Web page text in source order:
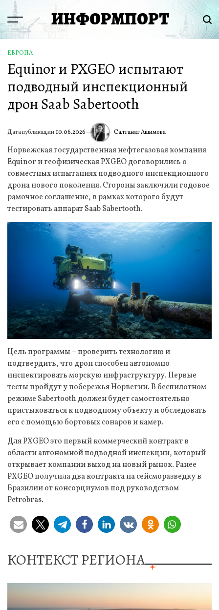
Перейти
содержимому
Menu ИНФОРМПОРТ
ОПУБЛИКОВАНО
В
ЕВРОПА
Equinor и PXGEO испытают
подводный инспекционный
дрон Saab Sabertooth
Дата публикации:10.06.2026 ИА Салтанат Ашимова
Норвежская государственная нефтегазовая компания
Equinor и геофизическая PXGEO договорились о
совместных испытаниях подводного инспекционного
дрона нового поколения. Стороны заключили годовое
рамочное соглашение, в рамках которого будут
тестировать аппарат Saab Sabertooth.
Цель программы – проверить технологию и
подтвердить, что дрон способен автономно
инспектировать морскую инфраструктуру. Первые
тесты пройдут у побережья Норвегии. В беспилотном
режиме Sabertooth должен будет самостоятельно
пристыковаться к подводному объекту и обследовать
его с помощью бортовых сонаров и камер.
Для PXGEO это первый коммерческий контракт в
области автономной подводной инспекции, который
открывает компании выход на новый рынок. Ранее
PXGEO получила два контракта на сейсморазведку в
Бразилии от консорциумов под руководством
Petrobras.
КОНТЕКСТ РЕГИОНА